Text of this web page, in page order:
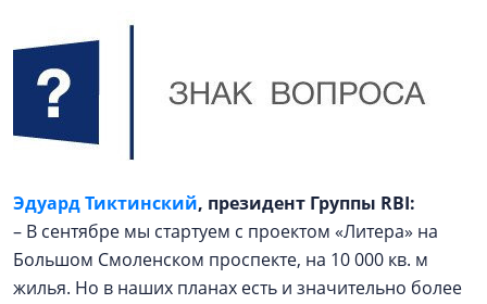
Эдуард Тиктинский, президент Группы RBI:
– В сентябре мы стартуем с проектом «Литера» на
Большом Смоленском проспекте, на 10 000 кв. м
жилья. Но в наших планах есть и значительно более